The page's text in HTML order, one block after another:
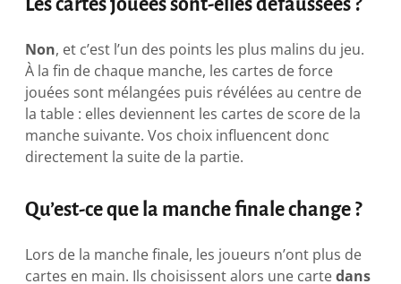
Les cartes jouées sont-elles défaussées ?
Non, et c’est l’un des points les plus malins du jeu.
À la fin de chaque manche, les cartes de force
jouées sont mélangées puis révélées au centre de
la table : elles deviennent les cartes de score de la
manche suivante. Vos choix influencent donc
directement la suite de la partie.
Qu’est-ce que la manche finale change ?
Lors de la manche finale, les joueurs n’ont plus de
cartes en main. Ils choisissent alors une cartedans